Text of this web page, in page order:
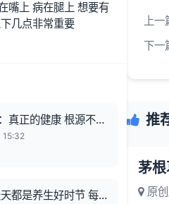
嘴上 病在腿上 想要有
几点非常重要
真正的健康 根源不在
都是养生好时节 每一
上一
下一
推
茅
原